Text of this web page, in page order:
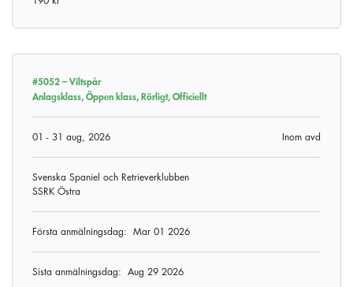
#5052 –Viltspår
Anlagsklass, Öppen klass, Rörligt, Officiellt
01 - 31 aug, 2026 Inom avd
Svenska Spaniel och Retrieverklubben
SSRK Östra
Första anmälningsdag: Mar 01 2026
Sista anmälningsdag: Aug 29 2026